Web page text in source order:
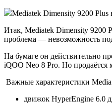
Mediatek Dimensity 9200
Итак, Mediatek Dimensity 9200
проблема — невозможность
На бумаге он действительно
iQOO Neo 8 Pro. Но продаётся
Важные характеристики
движок HyperEngine 6.0